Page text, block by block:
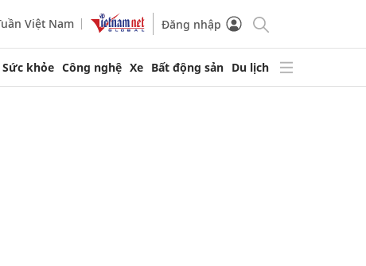
Việt Nam Đăng nhập
Sức khỏe Công nghệ Xe Bất động sản Du lịch